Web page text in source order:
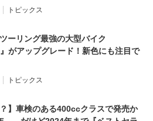
CB1000F ①第一印象 編】
トピックス
ーリング最強の大型バイク
』がアップグレード！新色にも注目で
トピックス
？】車検のある400ccクラスで発売か